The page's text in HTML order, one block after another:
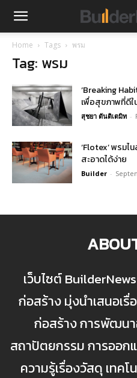
Home Tags พรม
Tag: พรม
‘Breaking
เพื่อสุขภาพที่ดีใ
สุชยา ตันติเตมิท -
‘Flotex’ พรมไ
สะอาดได้ง่าย
Builder -
เว็บไซต์
ก่อสร้าง มุ่งนำเสนอเรื่
ก่อสร้าง การพัฒน
สถาปัตยกรรม การออ
ความรู้เรื่องวัสดุ เทค